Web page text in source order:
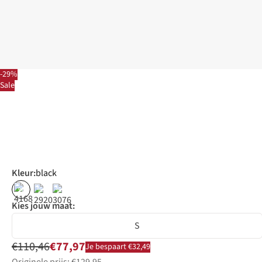
-29%
Sale
Kleur:black
% % %
Kies jouw maat:
S
€110,46€77,97Je bespaart €32,49